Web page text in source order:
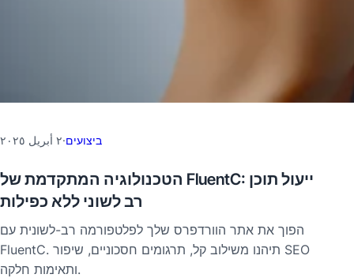
٢ أبريل ٢٠٢٥·ביצועים
הטכנולוגיה המתקדמת של FluentC: ייעול תוכן
רב לשוני ללא כפילות
הפוך את אתר הוורדפרס שלך לפלטפורמה רב-לשונית עם
FluentC. תיהנו משילוב קל, תרגומים חסכוניים, שיפור SEO
ותאימות חלקה.